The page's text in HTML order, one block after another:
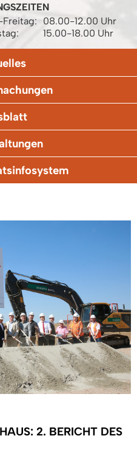
08.00-12.00 Uhr
15.00-18.00 Uhr
2. BERICHT DES